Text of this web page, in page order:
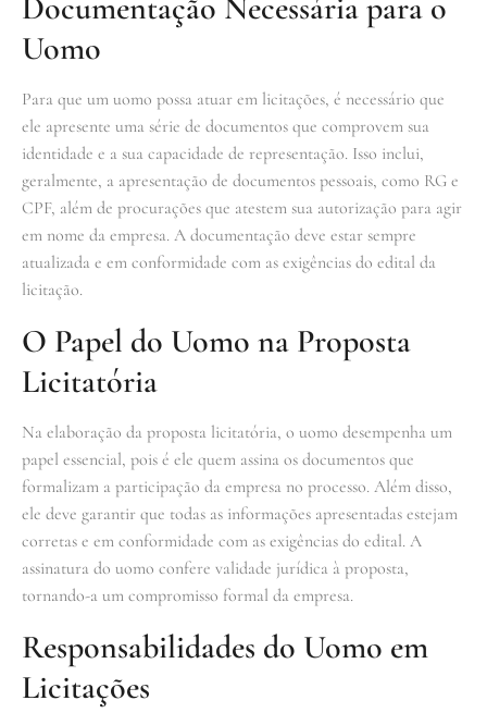
Uomo
Para que um uomo possa atuar em licitações, é necessário que
ele apresente uma série de documentos que comprovem sua
identidade e a sua capacidade de representação. Isso inclui,
geralmente, a apresentação de documentos pessoais, como RG e
CPF, além de procurações que atestem sua autorização para agir
em nome da empresa. A documentação deve estar sempre
atualizada e em conformidade com as exigências do edital da
licitação.
O Papel do Uomo na Proposta
Licitatória
Na elaboração da proposta licitatória, o uomo desempenha um
papel essencial, pois é ele quem assina os documentos que
formalizam a participação da empresa no processo. Além disso,
ele deve garantir que todas as informações apresentadas estejam
corretas e em conformidade com as exigências do edital. A
assinatura do uomo confere validade jurídica à proposta,
tornando-a um compromisso formal da empresa.
Responsabilidades do Uomo em
Licitações